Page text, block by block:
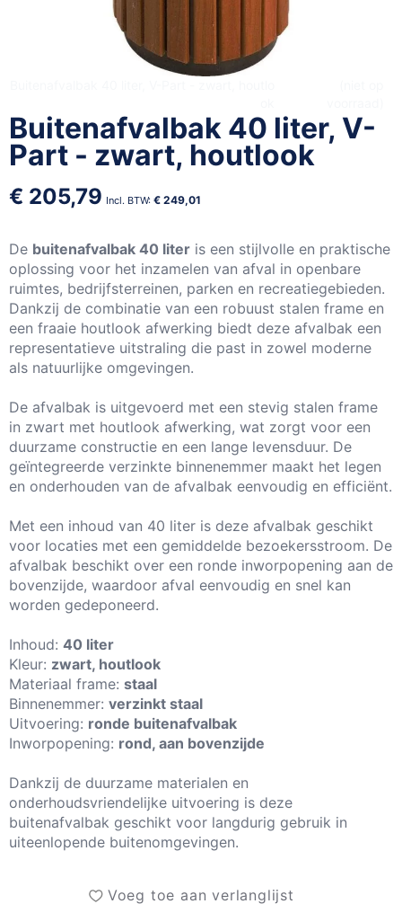
Buitenafvalbak 40 liter, V-
Part - zwart, houtlook
€ 205,79 € 249,01
De buitenafvalbak 40 liter is een stijlvolle en praktische
oplossing voor het inzamelen van afval in openbare
ruimtes, bedrijfsterreinen, parken en recreatiegebieden.
Dankzij de combinatie van een robuust stalen frame en
een fraaie houtlook afwerking biedt deze afvalbak een
representatieve uitstraling die past in zowel moderne
als natuurlijke omgevingen.
De afvalbak is uitgevoerd met een stevig stalen frame
in zwart met houtlook afwerking, wat zorgt voor een
duurzame constructie en een lange levensduur. De
geïntegreerde verzinkte binnenemmer maakt het legen
en onderhouden van de afvalbak eenvoudig en efficiënt.
Met een inhoud van 40 liter is deze afvalbak geschikt
voor locaties met een gemiddelde bezoekersstroom. De
afvalbak beschikt over een ronde inworpopening aan de
bovenzijde, waardoor afval eenvoudig en snel kan
worden gedeponeerd.
Inhoud: 40 liter
Kleur: zwart, houtlook
Materiaal frame: staal
Binnenemmer: verzinkt staal
Uitvoering: ronde buitenafvalbak
Inworpopening: rond, aan bovenzijde
Dankzij de duurzame materialen en
onderhoudsvriendelijke uitvoering is deze
buitenafvalbak geschikt voor langdurig gebruik in
uiteenlopende buitenomgevingen.
Voeg toe aan verlanglijst
het
begin
van
de
afbeeldingen-